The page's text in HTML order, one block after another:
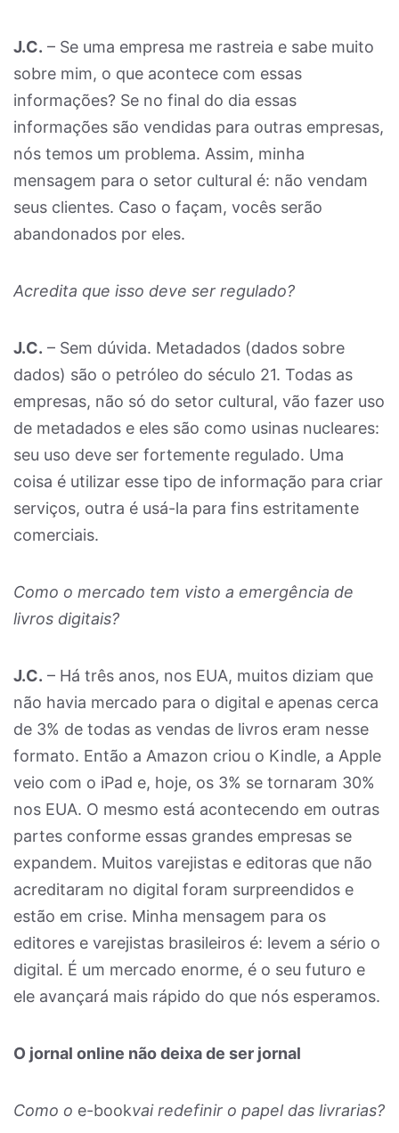
J.C. – Se uma empresa me rastreia e sabe muito
sobre mim, o que acontece com essas
informações? Se no final do dia essas
informações são vendidas para outras empresas,
nós temos um problema. Assim, minha
mensagem para o setor cultural é: não vendam
seus clientes. Caso o façam, vocês serão
abandonados por eles.
Acredita que isso deve ser regulado?
J.C. – Sem dúvida. Metadados (dados sobre
dados) são o petróleo do século 21. Todas as
empresas, não só do setor cultural, vão fazer uso
de metadados e eles são como usinas nucleares:
seu uso deve ser fortemente regulado. Uma
coisa é utilizar esse tipo de informação para criar
serviços, outra é usá-la para fins estritamente
comerciais.
Como o mercado tem visto a emergência de
livros digitais?
J.C. – Há três anos, nos EUA, muitos diziam que
não havia mercado para o digital e apenas cerca
de 3% de todas as vendas de livros eram nesse
formato. Então a Amazon criou o Kindle, a Apple
veio com o iPad e, hoje, os 3% se tornaram 30%
nos EUA. O mesmo está acontecendo em outras
partes conforme essas grandes empresas se
expandem. Muitos varejistas e editoras que não
acreditaram no digital foram surpreendidos e
estão em crise. Minha mensagem para os
editores e varejistas brasileiros é: levem a sério o
digital. É um mercado enorme, é o seu futuro e
ele avançará mais rápido do que nós esperamos.
O jornal online não deixa de ser jornal
Como o e-bookvai redefinir o papel das livrarias?